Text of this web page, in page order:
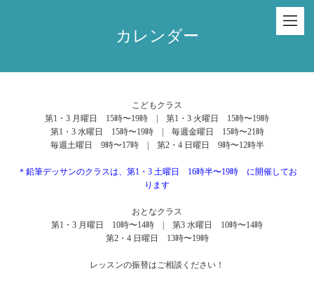
カレンダー
こどもクラス
第1・3 月曜日 15時〜19時 | 第1・3 火曜日 15時〜19時
第1・3 水曜日 15時〜19時 | 毎週金曜日 15時〜21時
毎週土曜日 9時〜17時 | 第2・4 日曜日 9時〜12時半
＊鉛筆デッサンのクラスは、第1・3 土曜日 16時半〜19時 に開催してお
ります
おとなクラス
第1・3 月曜日 10時〜14時 | 第3 水曜日 10時〜14時
第2・4 日曜日 13時〜19時
レッスンの振替はご相談ください！